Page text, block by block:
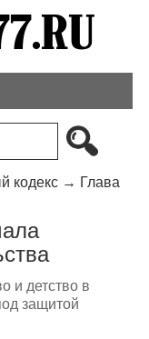
кодекс→ Глава
и детство в
защитой